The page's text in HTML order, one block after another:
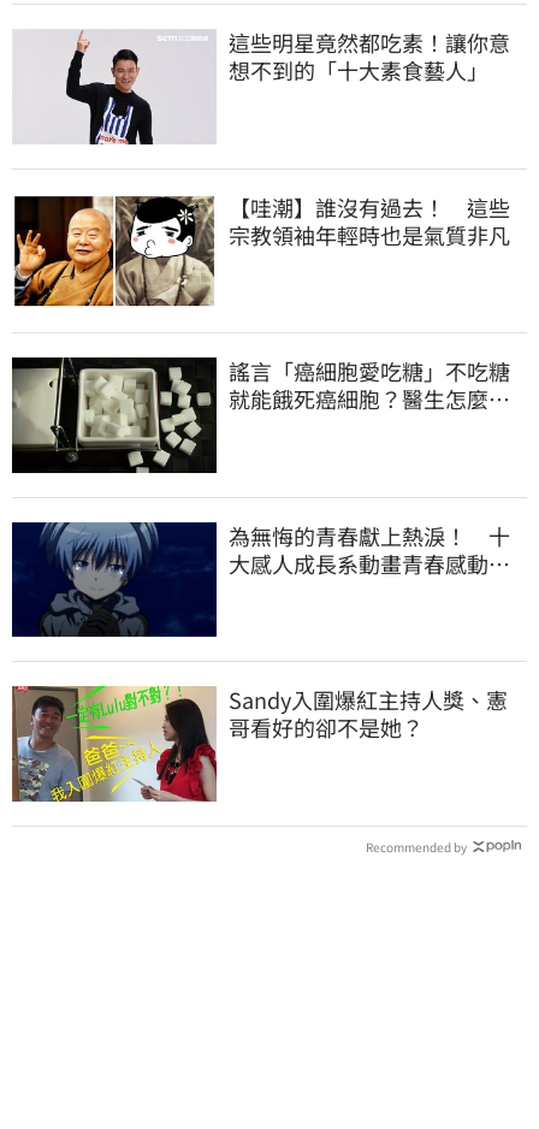
這些明星竟然都吃素！讓你意
想不到的「十大素食藝人」
【哇潮】誰沒有過去！ 這些
宗教領袖年輕時也是氣質非凡
謠言「癌細胞愛吃糖」不吃糖
就能餓死癌細胞？醫生怎麼
為無悔的青春獻上熱淚！ 十
大感人成長系動畫青春感動片
Sandy入圍爆紅主持人獎、憲
哥看好的卻不是她？
Recommended by